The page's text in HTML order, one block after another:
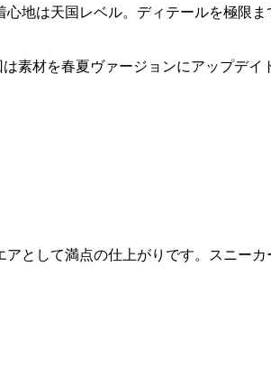
地は天国レベル。ディテールを極限
素材を春夏ヴァージョンにアップデイ
として満点の仕上がりです。スニーカ